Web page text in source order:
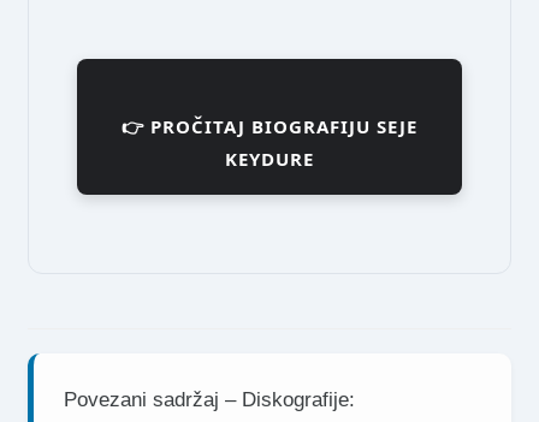
👉 PROČITAJ BIOGRAFIJU SEJE
KEYDURE
Povezani sadržaj – Diskografije: